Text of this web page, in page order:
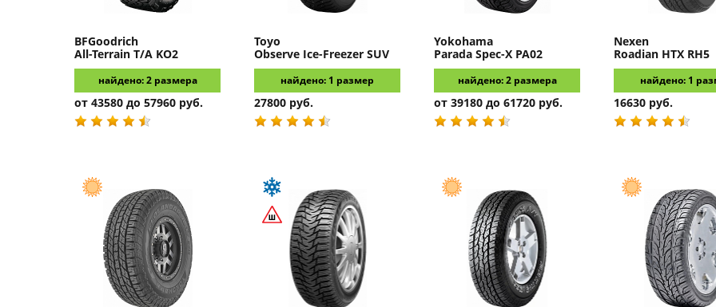
BFGoodrich
All-Terrain T/A KO2
найдено: 2 размера
от 43580 до 57960 руб.
Toyo
Observe Ice-Freezer SUV
найдено: 1 размер
27800 руб.
Yokohama
Parada Spec-X PA02
найдено: 2 размера
от 39180 до 61720 руб.
Nexen
Roadian HTX RH5
найдено: 1
16630 руб.